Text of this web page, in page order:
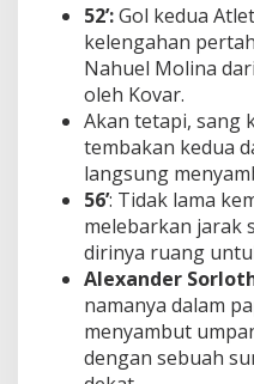
52’:Gol kedua
kelengahan
Nahuel Molina
oleh Kovar.
Akan tetapi, sang
tembakan kedua
langsung
56’: Tidak lama
melebarkan jarak
dirinya ruang
Alexander
namanya dalam
menyambut
dengan sebuah